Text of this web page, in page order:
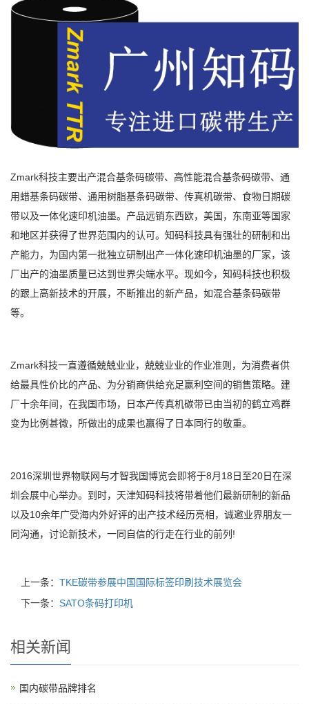
Zmark科技主要出产混合基条码碳带、高性能混合基条码碳带、通
用蜡基条码碳带、通用树脂基条码碳带、传真机碳带、食物日期碳
带以及一体化速印机油墨。产品远销东西欧，美国，东南亚等国家
和地区并获得了世界范围内的认可。知码科技具有强壮的研制和出
产能力，为国内第一批独立研制出产一体化速印机油墨的厂家，该
厂出产的油墨质量已达到世界尖端水平。现如今，知码科技也积极
的跟上高新技术的开展，不断推出的新产品，如混合基条码碳带
等。
Zmark科技一直遵循兢兢业业，兢兢业业的作业准则，为消费者供
给最具性价比的产品、为分销商供给充足赢利空间的销售策略。建
厂十余年间，在我国市场，日本产传真机碳带已由当初的鹤立鸡群
变为比例甚微，所做出的成果也赢得了日本同行的敬重。
2016深圳世界物联网与才智我国博览会即将于8月18日至20日在深
圳会展中心举办。到时，天津知码科技将带着他们最新研制的新品
以及10余年广受海内外好评的出产技术经历亮相，诚邀业界朋友一
同沟通，讨论新技术，一同自信的行走在行业的前列!
上一条： TKE碳带参展中国国际标签印刷技术展览会
下一条： SATO条码打印机
相关新闻
国内碳带品牌排名